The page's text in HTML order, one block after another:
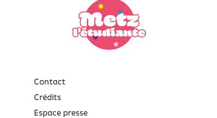
Contact
Crédits
Espace presse